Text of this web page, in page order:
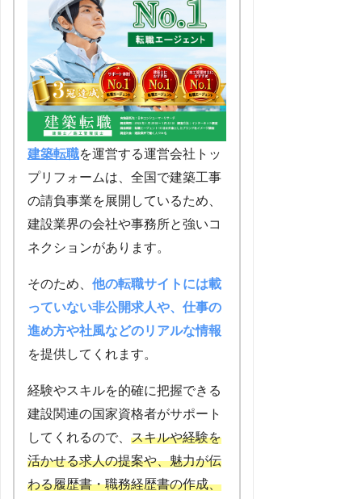
建築転職を運営する運営会社トッ
プリフォームは、全国で建築工事
の請負事業を展開しているため、
建設業界の会社や事務所と強いコ
ネクションがあります。
そのため、 他の転職サイトには載
っていない非公開求人や、仕事の
進め方や社風などのリアルな情報
を提供してくれます。
経験やスキルを的確に把握できる
建設関連の国家資格者がサポート
してくれるので、 スキルや経験を
活かせる求人の提案や、魅力が伝
わる履歴書・職務経歴書の作成、